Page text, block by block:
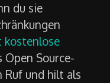
kostenpflichtig.
du sie
kostenlose
Open Source-